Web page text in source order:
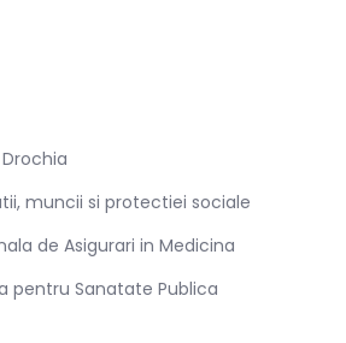
muncii si protectiei sociale
de Asigurari in Medicina
pentru Sanatate Publica